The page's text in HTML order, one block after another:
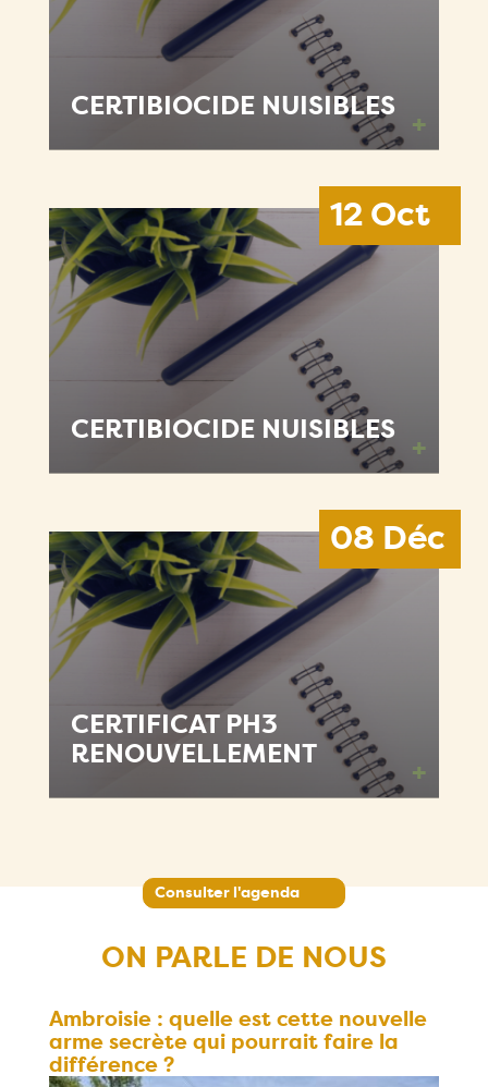
CERTIFICAT PH3
RENOUVELLEMENT
08 Déc
+
CERTIBIOCIDE NUISIBLES
12 Oct
+
CERTIBIOCIDE NUISIBLES
+
Consulter l'agenda
ON PARLE DE NOUS
Ambroisie : quelle est cette nouvelle
arme secrète qui pourrait faire la
différence ?